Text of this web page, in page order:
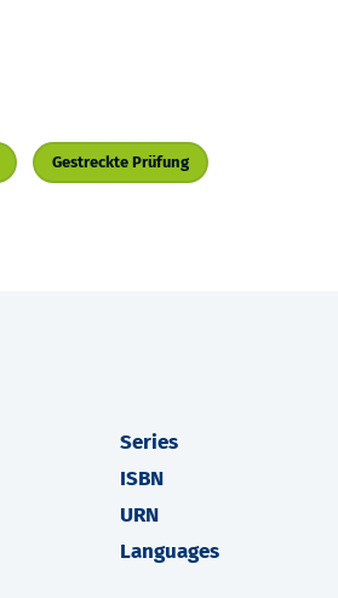
Gestreckte Prüfung
Series
ISBN
URN
Languages